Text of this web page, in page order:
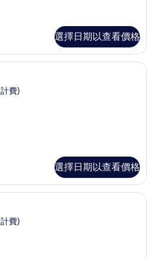
選擇日期以查看價格
高級寢具、客房內保險箱、書桌、筆
費)
選擇日期以查看價格
高級寢具、客房內保險箱、書桌、筆
費)